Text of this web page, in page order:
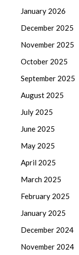
January 2026
December 2025
November 2025
October 2025
September 2025
August 2025
July 2025
June 2025
May 2025
April 2025
March 2025
February 2025
January 2025
December 2024
November 2024